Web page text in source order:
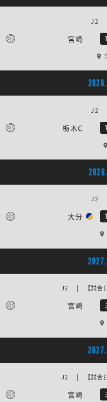
宮崎
J2 |
栃木C
J2 |
大分
J2 |
宮崎
J2 | 【試合日
宮崎
J2 | 【試合日